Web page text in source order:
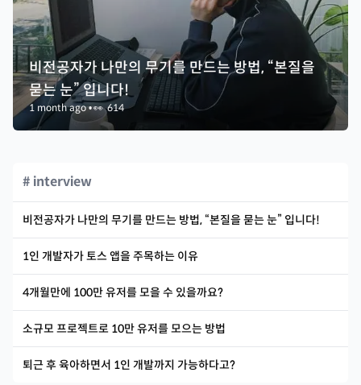
비전공자가 나만의 무기를 만드는 방법, “본질을
묻는 눈” 입니다!
1 month ago•👀614
# interview
비전공자가 나만의 무기를 만드는 방법, “본질을 묻는 눈” 입니다!
1인 개발자가 토스 앱을 주목하는 이유
4개월만에 100만 유저를 모을 수 있을까요?
소규모 프로젝트로 10만 유저를 모으는 방법
퇴근 후 육아하면서 1인 개발까지 가능하다고?